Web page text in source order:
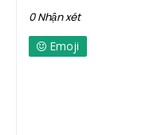
0 Nhận xét
Emoji